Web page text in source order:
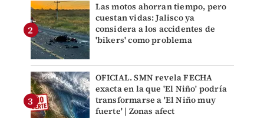
Las motos ahorran tiempo, pero
cuestan vidas: Jalisco ya
considera a los accidentes de
'bikers' como problema
OFICIAL. SMN revela FECHA
exacta en la que 'El Niño' podría
transformarse a 'El Niño muy
fuerte' | Zonas afect